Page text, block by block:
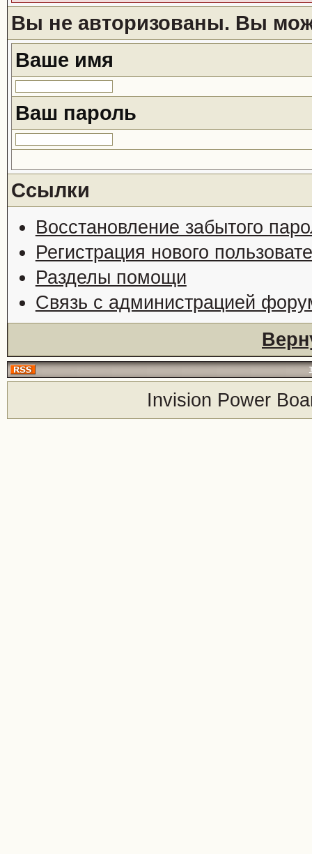
Вы не авторизованы. Вы
Ваше имя
Ваш пароль
Ссылки
Восстановление забытого
Регистрация нового
Разделы помощи
Связь с администрацией
Invision Power